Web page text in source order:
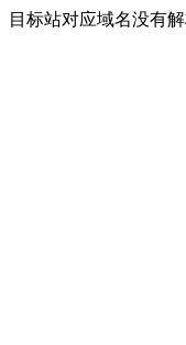
目标站对应域名没有